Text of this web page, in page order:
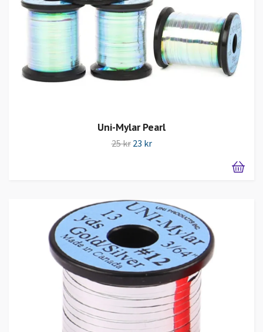
Uni-Mylar Pearl
25 kr 23 kr